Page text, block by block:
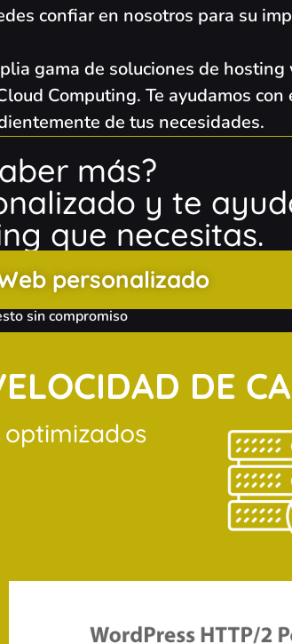
confiar en nosotros para su
gama de soluciones de
Computing. Te ayudamos
de tus necesidades.
más?
y te
que necesitas.
personalizado
sin compromiso
DE
optimizados
un alto